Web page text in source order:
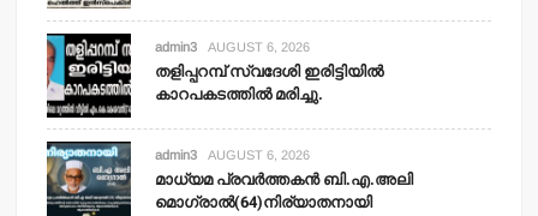
admin3 AUGUST 6, 2026
തളിപ്പറമ്പ് സ്വദേശി ഇരിട്ടിയില്‍
കാറപകടത്തില്‍ മരിച്ചു.
admin3 AUGUST 6, 2026
മാധ്യമ പ്രവര്‍ത്തകന്‍ ബി.എ.അലി
മൊഗ്രാല്‍(64)നിര്യാതനായി